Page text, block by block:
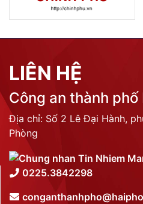
LIÊN HỆ
Công an thành phố
Địa chỉ: Số 2 Lê Đại Hành,
Phòng
0225.3842298